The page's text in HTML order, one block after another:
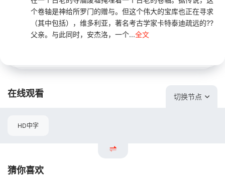
个卷轴是神给所罗门的赠与。但这个伟大的宝库也正在寻求
（其中包括），维多利亚，著名考古学家卡特泰迪疏远的??
父亲。与此同时，安杰洛，一个...全文
在线观看 切换节点
HD中字
猜你喜欢